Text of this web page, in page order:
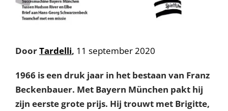
DoorTardelli, 11 september 2020
1966 is een druk jaar in het bestaan van Franz
Beckenbauer. Met Bayern München pakt hij
zijn eerste grote prijs. Hij trouwt met Brigitte,